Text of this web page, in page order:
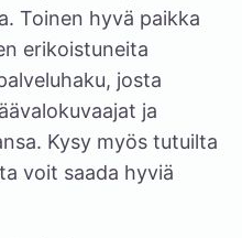
Toinen hyvä paikka
erikoistuneita
, josta
ja
Kysy myös tutuilta
voit saada hyviä